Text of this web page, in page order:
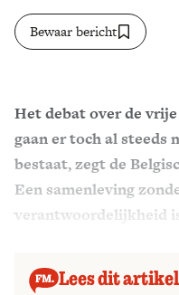
Bewaar bericht
Het debat over de
gaan er toch al steeds
bestaat, zegt de
Een samenleving
verantwoordelijkheid
Lees dit